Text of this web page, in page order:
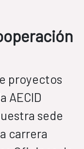
proyectos
AECID
sede
carrera